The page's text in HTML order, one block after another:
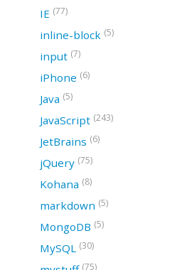
IE (77)
inline-block (5)
input (7)
iPhone (6)
Java (5)
JavaScript (243)
JetBrains (6)
jQuery (75)
Kohana (8)
markdown (5)
MongoDB (5)
MySQL (30)
(75)